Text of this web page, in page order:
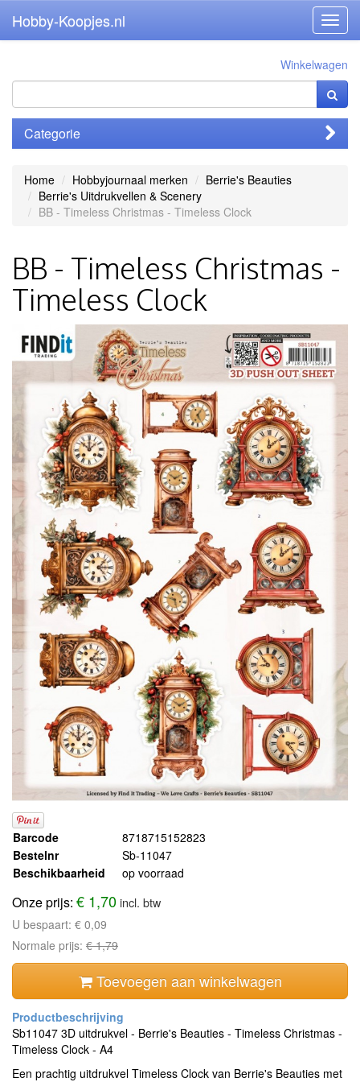
Hobby-Koopjes.nl
Winkelwagen
Categorie
Home Hobbyjournaal merken
Berrie's Beauties
Berrie's Uitdrukvellen & Scenery
BB - Timeless Christmas - Timeless Clock
BB - Timeless Christmas -
Timeless Clock
Barcode
8718715152823
Bestelnr
Sb-11047
Beschikbaarheid
op voorraad
Onze prijs: € 1,70incl. btw
U bespaart: € 0,09
Normale prijs: € 1,79
Toevoegen aan winkelwagen
Sb11047 3D uitdrukvel - Berrie's Beauties - Timeless Christmas -
Timeless Clock - A4
Een prachtig uitdrukvel Timeless Clock van Berrie's Beauties met